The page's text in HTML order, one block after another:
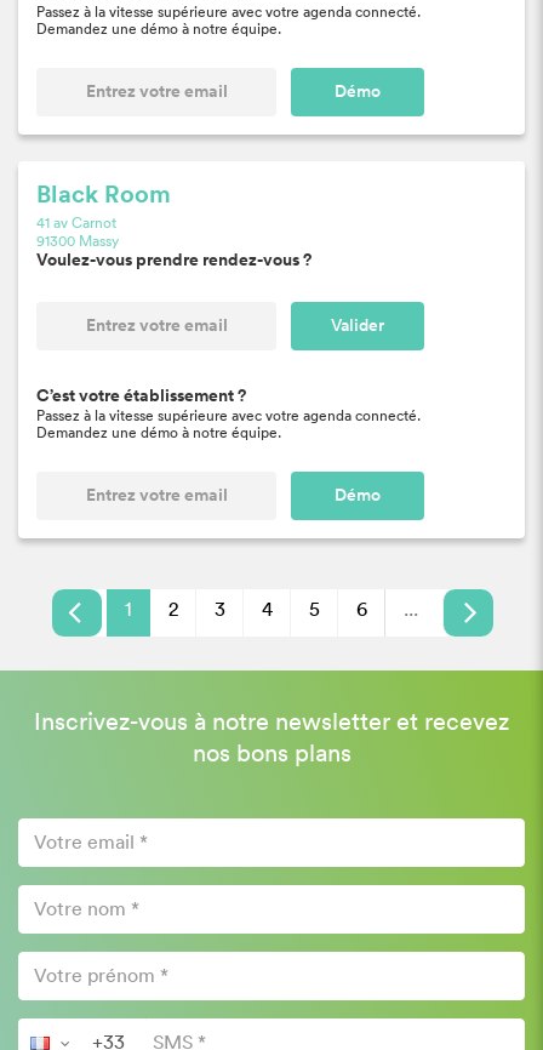
Passez à la vitesse supérieure avec votre agenda connecté.
Demandez une démo à notre équipe.
Démo
Black Room
41 av Carnot
91300 Massy
Voulez-vous prendre rendez-vous ?
Valider
C’est votre établissement ?
Passez à la vitesse supérieure avec votre agenda connecté.
Demandez une démo à notre équipe.
Démo
1 2 3 4 5 6 ...
Inscrivez-vous à notre newsletter et recevez
nos bons plans